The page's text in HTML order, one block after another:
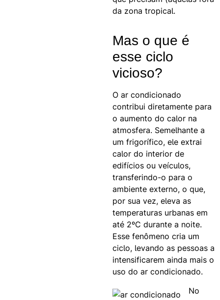
da zona tropical.
Mas o que é
esse ciclo
vicioso?
O ar condicionado
contribui diretamente para
o aumento do calor na
atmosfera. Semelhante a
um frigorífico, ele extrai
calor do interior de
edifícios ou veículos,
transferindo-o para o
ambiente externo, o que,
por sua vez, eleva as
temperaturas urbanas em
até 2ºC durante a noite.
Esse fenômeno cria um
ciclo, levando as pessoas a
intensificarem ainda mais o
uso do ar condicionado.
No